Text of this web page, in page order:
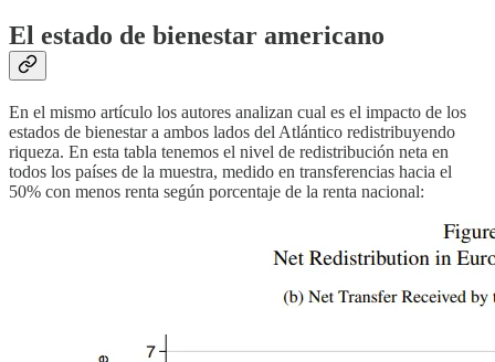
El estado de bienestar americano
En el mismo artículo los autores analizan cual es el impacto de los
estados de bienestar a ambos lados del Atlántico redistribuyendo
riqueza. En esta tabla tenemos el nivel de redistribución neta en
todos los países de la muestra, medido en transferencias hacia el
50% con menos renta según porcentaje de la renta nacional: